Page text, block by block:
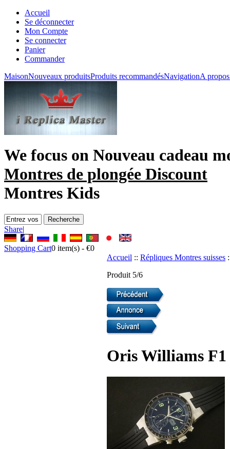
Accueil
Se déconnecter
Mon Compte
Se connecter
Panier
Commander
MaisonNouveaux produitsProduits recommandésNavigationA
We focus on Nouveau cadeau
Montres de plongée Discount
Montres Kids
Share|
Shopping Cart0 item(s) - €0
Accueil :: Répliques Montres suisses
Produit 5/6
Oris Williams F1